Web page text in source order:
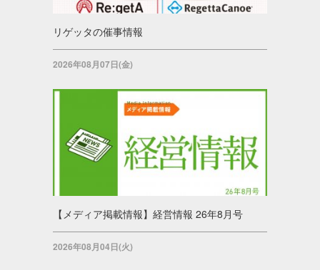
リゲッタの催事情報
2026年08月07日(金)
【メディア掲載情報】経営情報 26年8月号
2026年08月04日(火)